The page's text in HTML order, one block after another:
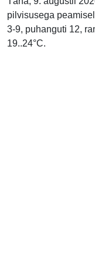
pilvisusega
3-9, puhanguti 12,
19..24°C.